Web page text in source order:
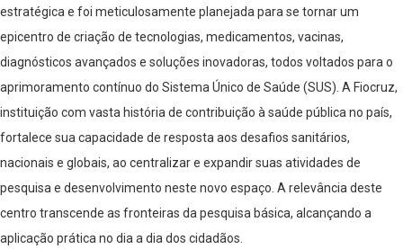
estratégica e foi meticulosamente planejada para se tornar um
epicentro de criação de tecnologias, medicamentos, vacinas,
diagnósticos avançados e soluções inovadoras, todos voltados para o
aprimoramento contínuo do Sistema Único de Saúde (SUS). A Fiocruz,
instituição com vasta história de contribuição à saúde pública no país,
fortalece sua capacidade de resposta aos desafios sanitários,
nacionais e globais, ao centralizar e expandir suas atividades de
pesquisa e desenvolvimento neste novo espaço. A relevância deste
centro transcende as fronteiras da pesquisa básica, alcançando a
aplicação prática no dia a dia dos cidadãos.